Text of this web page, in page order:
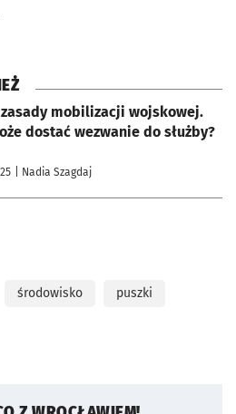
zasady mobilizacji wojskowej.
dostać wezwanie do służby?
| Nadia Szagdaj
środowisko puszki